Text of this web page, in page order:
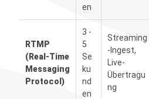
en
RTMP
(Real-Time
Messaging
Protocol)
3 -
5
Se
ku
nd
en
Streaming
-Ingest,
Live-
Übertragu
ng